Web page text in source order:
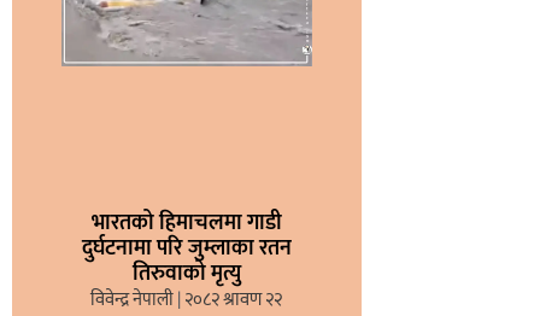
भारतको हिमाचलमा गाडी
दुर्घटनामा परि जुम्लाका रतन
तिरुवाको मृत्यु
विवेन्द्र नेपाली २०८२ श्रावण २२